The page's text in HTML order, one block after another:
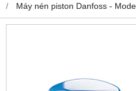
Máy nén piston Danfoss -